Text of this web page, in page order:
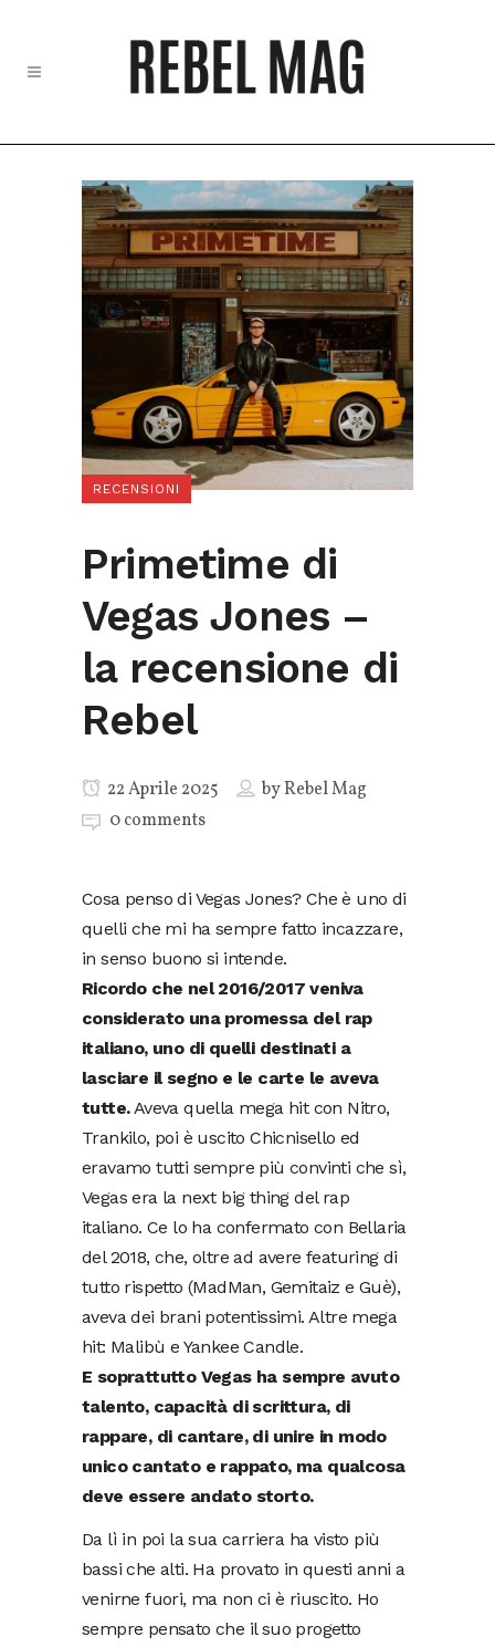
RECENSIONI
Primetime di
Vegas Jones –
la recensione di
Rebel
22 Aprile 2025 byRebel Mag
0 comments
Cosa penso di Vegas Jones? Che è uno di
quelli che mi ha sempre fatto incazzare,
in senso buono si intende.
Ricordo che nel 2016/2017 veniva
considerato una promessa del rap
italiano, uno di quelli destinati a
lasciare il segno e le carte le aveva
tutte.Aveva quella mega hit con Nitro,
Trankilo, poi è uscito Chicnisello ed
eravamo tutti sempre più convinti che sì,
Vegas era la next big thing del rap
italiano. Ce lo ha confermato con Bellaria
del 2018, che, oltre ad avere featuring di
tutto rispetto (MadMan, Gemitaiz e Guè),
aveva dei brani potentissimi. Altre mega
hit: Malibù e Yankee Candle.
E soprattutto Vegas ha sempre avuto
talento, capacità di scrittura, di
rappare, di cantare, di unire in modo
unico cantato e rappato, ma qualcosa
deve essere andato storto.
Da lì in poi la sua carriera ha visto più
bassi che alti. Ha provato in questi anni a
venirne fuori, ma non ci è riuscito. Ho
sempre pensato che il suo progetto